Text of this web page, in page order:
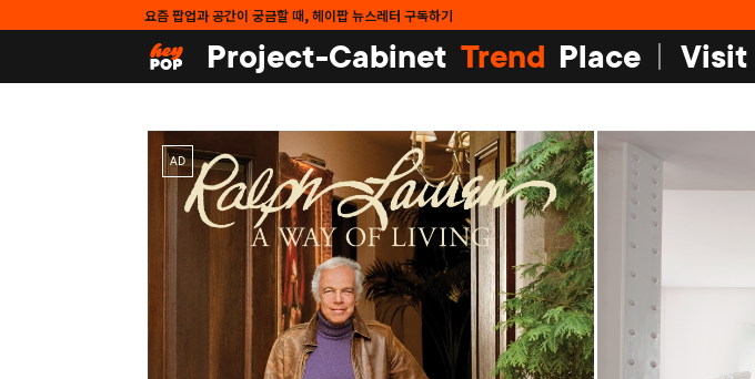
요즘 팝업과 공간이 궁금할 때, 헤이팝 뉴스레터 구독하기
Project-Cabinet Trend Place Visit
AD